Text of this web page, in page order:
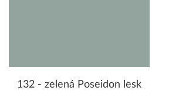
132 - zelená Poseidon lesk